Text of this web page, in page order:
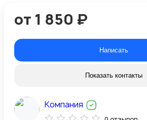
от 1 850 ₽
Написать
Показать контакты
Компания